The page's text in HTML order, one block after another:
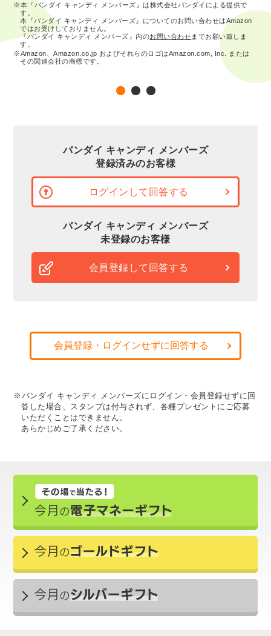
※本『バンダイ キャンディ メンバーズ』は株式会社バンダイによる提供で
す。
本『バンダイ キャンディ メンバーズ』についてのお問い合わせはAmazon
ではお受けしておりません。
『バンダイ キャンディ メンバーズ』内のお問い合わせまでお願い致しま
す。
※Amazon、Amazon.co.jp およびそれらのロゴはAmazon.com, Inc. または
その関連会社の商標です。
バンダイ キャンディ メンバーズ
登録済みのお客様
ログインして回答する
バンダイ キャンディ メンバーズ
未登録のお客様
会員登録して回答する
会員登録・ログインせずに回答する
※バンダイ キャンディ メンバーズにログイン・会員登録せずに回
答した場合、スタンプは付与されず、各種プレゼントにご応募
いただくことはできません。
あらかじめご了承ください。